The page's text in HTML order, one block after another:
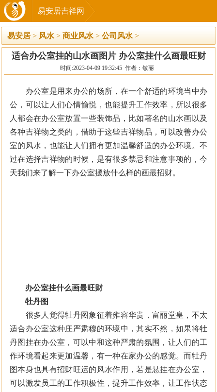
易安居吉祥网
易安居 > 风水 > 商业风水 > 公司风水 >
适合办公室挂的山水画图片 办公室挂什么画最旺财
时间:2023-04-09 19:32:45 作者：敏丽
办公室是用来办公的场所，在一个舒适的环境当中办
公，可以让人们心情愉悦，也能提升工作效率，所以很多
人都会在办公室放置一些装饰品，比如著名的山水画以及
各种吉祥物之类的，借助于这些吉祥物品，可以改善办公
室的风水，也能让人们拥有更加温馨舒适的办公环境。不
过在选择吉祥物的时候，是有很多禁忌和注意事项的，今
天我们来了解一下办公室摆放什么样的画最招财。
办公室挂什么画最旺财
牡丹图
很多人觉得牡丹图象征着雍容华贵，富丽堂皇，不太
适合办公室这种庄严肃穆的环境中，其实不然，如果将牡
丹图挂在办公室，可以中和这种严肃的氛围，让人们的工
作环境看起来更加温馨，有一种在家办公的感觉。而牡丹
图本身也具有招财旺运的风水作用，若是悬挂在办公室，
可以激发员工的工作积极性，提升工作效率，让工作状态